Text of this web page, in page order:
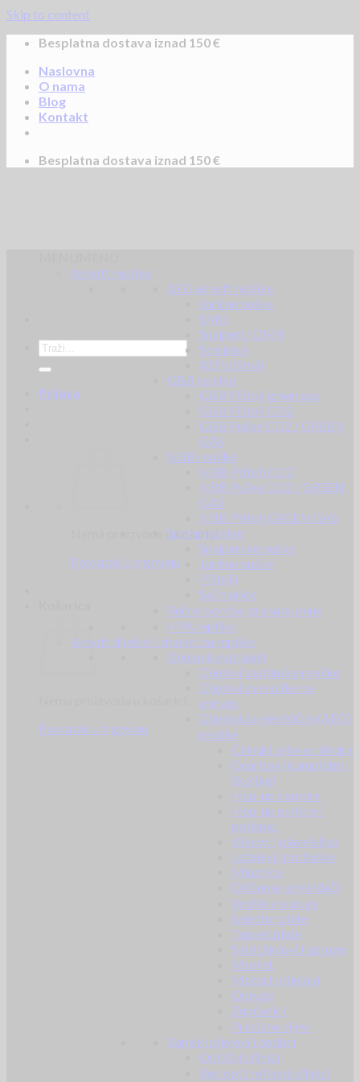
Skip to content
Besplatna dostava iznad 150 €
Naslovna
O nama
Blog
Kontakt
Besplatna dostava iznad 150 €
Prijava
Nema proizvoda u košarici.
Povratak u trgovinu
Povratak u trgovinu
Airsoft replike
AEG airsoft replike
Jurišne puške
SMG
Snajperi / DMR
Strojnice
AEP pištolji
GBB replike
GBB Pištolj green gas
GBB Pištolj CO2
GBB Puške CO2 / GREEN
GAS
NBB replike
NBB Pištolj CO2
NBB Puške CO2 / GREEN
GAS
NBB Pištolj GREEN GAS
Spring replike
Snajperske puške
Jurišne puške
Pištolji
Sačmarice
Ručne bombe, granate, mine
HPA replike
Airsoft dijelovi i dodaci za replike
Dijelovi unutrašnji
Dijelovi za plinske replike
Dijelovi za replike na
oprugu
Dijelovi za električne (AEG)
replike
Cilindri i glave cilindra
Gearbox (kompletni i
školjke)
Hop-up komore
Hop-up gumice i
potisnici
Klipovi i glave klipa
Ležajevi i podloške
Mlaznice
Ožičenja i prekidači
Vodilice opruge
Selector plate
Tappet plate
Sitni dijelovi i opruge
Mosfet
Motori i dijelovi
Opruge
Zupčanici
Precizne cijevi
Vanjski dijelovi i dodaci
Optički ciljnici
Red dot i reflexni ciljnici